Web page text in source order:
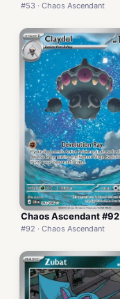
#53 · Chaos Ascendant
Chaos Ascendant #92
#92 · Chaos Ascendant